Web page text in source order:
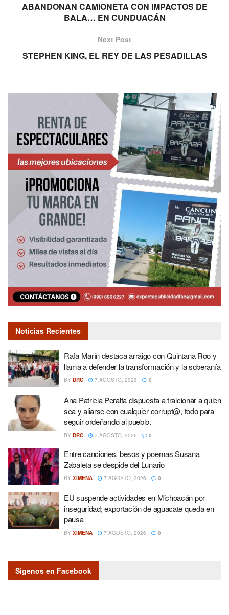
ABANDONAN CAMIONETA CON IMPACTOS DE
BALA… EN CUNDUACÁN
Next Post
STEPHEN KING, EL REY DE LAS PESADILLAS
Noticias Recientes
Rafa Marín destaca arraigo con Quintana Roo y
llama a defender la transformación y la soberanía
BY DRC 7 AGOSTO, 2026 0
Ana Patricia Peralta dispuesta a traicionar a quien
sea y aliarse con cualquier corrupt@, todo para
seguir ordeñando al pueblo.
BY DRC 7 AGOSTO, 2026 0
Entre canciones, besos y poemas Susana
Zabaleta se despide del Lunario
BY XIMENA 7 AGOSTO, 2026 0
EU suspende actividades en Michoacán por
inseguridad; exportación de aguacate queda en
pausa
BY XIMENA 7 AGOSTO, 2026 0
Sígenos en Facebook